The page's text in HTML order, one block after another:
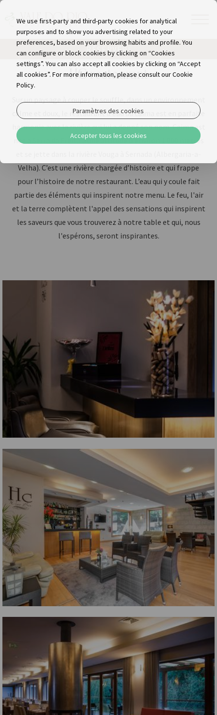
RÉSERVER!
HC restaurant
calme et doux, le restaurant d'eau du caima est en parfaite
harmonie avec la rivière qui lui a donné son nom. Caima est
née à Serra da Freita à une altitude d'environ 1 000 mètres
Velha). C’est une rivière chargée d’histoire et qui frappe
pour l’histoire de notre restaurant. L’eau qui y coule fait
partie des éléments qui inspirent notre menu. Le feu, l'air
et la terre complètent l'appel des sensations qui inspirent
les saveurs que vous trouverez à notre table et qui, nous
l'espérons, seront inspirantes.
We use first-party and third-party cookies for analytical
purposes and to show you advertising related to your
preferences, based on your browsing habits and profile. You
can configure or block cookies by clicking on “Cookies
settings”. You can also accept all cookies by clicking on “Accept
all cookies”. For more information, please consult our Cookie
Policy.
Paramètres des cookies
Accepter tous les cookies